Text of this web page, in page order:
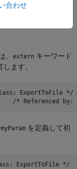
は、Ctrl+B
、 extern キーワード
します。
ExportToFile */
myParam を定義して初
ExportToFile */
合わせ